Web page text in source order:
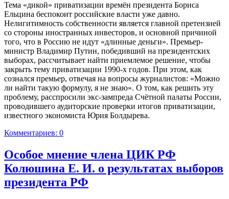
Тема «дикой» приватизации времён президента Бориса
Ельцина беспокоит российские власти уже давно.
Нелигитимность собственности является главной претензией
со стороны иностранных инвесторов, и основной причиной
того, что в Россию не идут «длинные деньги». Премьер-
министр Владимир Путин, победивший на президентских
выборах, рассчитывает найти приемлемое решение, чтобы
закрыть тему приватизации 1990-х годов. При этом, как
сознался премьер, отвечая на вопросы журналистов: «Можно
ли найти такую формулу, я не знаю». О том, как решить эту
проблему, расспросили экс-зампреда Счётной палаты России,
проводившего аудиторские проверки итогов приватизации,
известного экономиста Юрия Болдырева.
Комментариев: 0
Особое мнение члена ЦИК РФ
Колюшина Е. И. о результатах выборов
президента РФ